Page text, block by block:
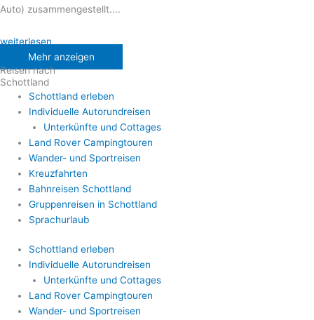
Auto) zusammengestellt....
weiterlesen
Mehr anzeigen
Reisen nach
Schottland
Schottland erleben
Individuelle Autorundreisen
Unterkünfte und Cottages
Land Rover Campingtouren
Wander- und Sportreisen
Kreuzfahrten
Bahnreisen Schottland
Gruppenreisen in Schottland
Sprachurlaub
Schottland erleben
Individuelle Autorundreisen
Unterkünfte und Cottages
Land Rover Campingtouren
Wander- und Sportreisen